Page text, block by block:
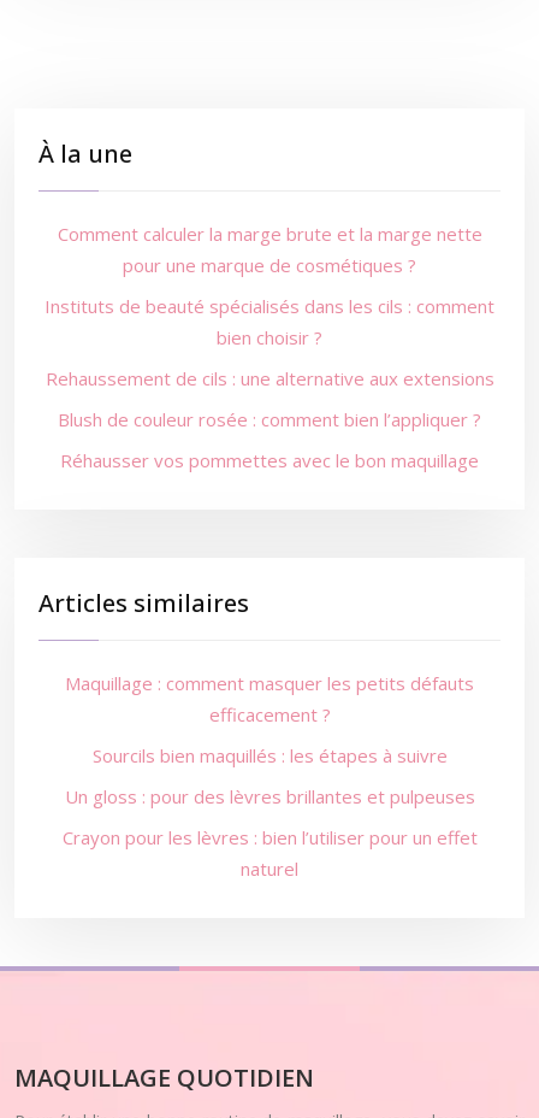
À la une
Comment calculer la marge brute et la marge nette
pour une marque de cosmétiques ?
Instituts de beauté spécialisés dans les cils : comment
bien choisir ?
Rehaussement de cils : une alternative aux extensions
Blush de couleur rosée : comment bien l’appliquer ?
Réhausser vos pommettes avec le bon maquillage
Articles similaires
Maquillage : comment masquer les petits défauts
efficacement ?
Sourcils bien maquillés : les étapes à suivre
Un gloss : pour des lèvres brillantes et pulpeuses
Crayon pour les lèvres : bien l’utiliser pour un effet
naturel
MAQUILLAGE QUOTIDIEN